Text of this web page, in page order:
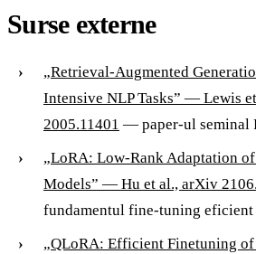
Surse externe
„Retrieval-Augmented
Intensive NLP Tasks” — Lewis
2005.11401 — paper-ul seminal
„LoRA: Low-Rank Adaptation
Models” — Hu et al., arXiv
fundamentul fine-tuning eficient
„QLoRA: Efficient Finetuning